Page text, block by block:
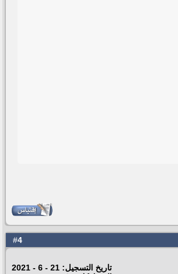
4
تاريخ التسجيل: 21 - 6 - 2021